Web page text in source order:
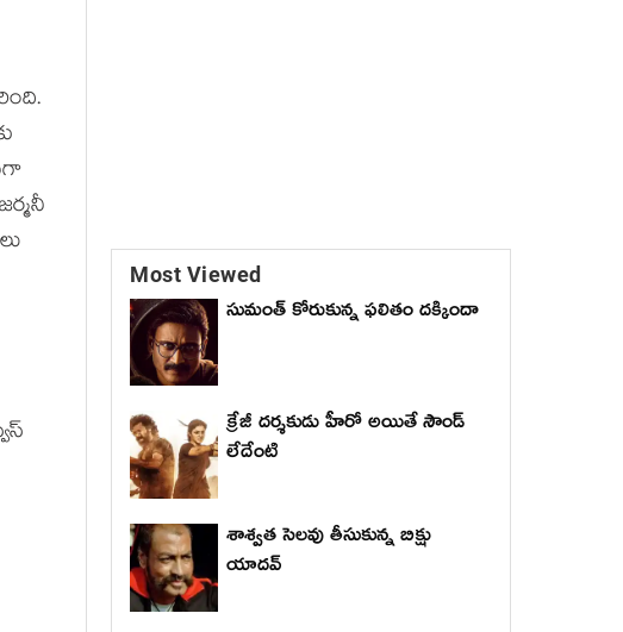
Most Viewed
సుమంత్ కోరుకున్న ఫలితం దక్కిందా
క్రేజీ దర్శకుడు హీరో అయితే సౌండ్
లేదేంటి
శాశ్వత సెలవు తీసుకున్న బిక్షు
యాదవ్